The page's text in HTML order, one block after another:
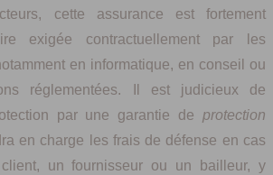
cette assurance est fortement
exigée contractuellement par les
en informatique, en conseil ou
réglementées. Il est judicieux de
par une garantie de protection
en charge les frais de défense en cas
un fournisseur ou un bailleur, y